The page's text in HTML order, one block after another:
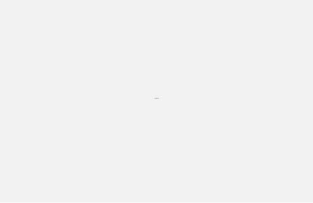
...